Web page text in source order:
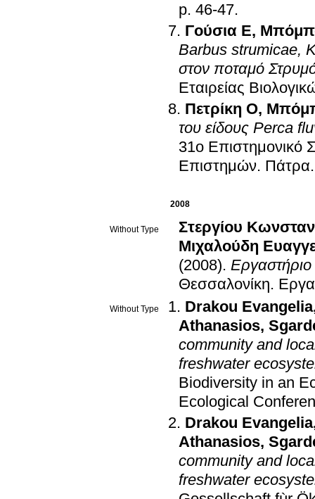
p. 46-47.
Γούσια Ε,
Barbus strumicae,
στον ποταμό
Εταιρείας
Πετρίκη Ο,
του είδους Perca
31ο Επιστημονικό
Επιστημών. Πάτρα
2008
Without Type
Στεργίου
Μιχαλούδη
(2008).
Θεσσαλονίκη.
Without Type Drakou Evangelia
Athanasios,
community and
freshwater
Biodiversity in an
Ecological
Drakou Evangelia
Athanasios,
community and
freshwater